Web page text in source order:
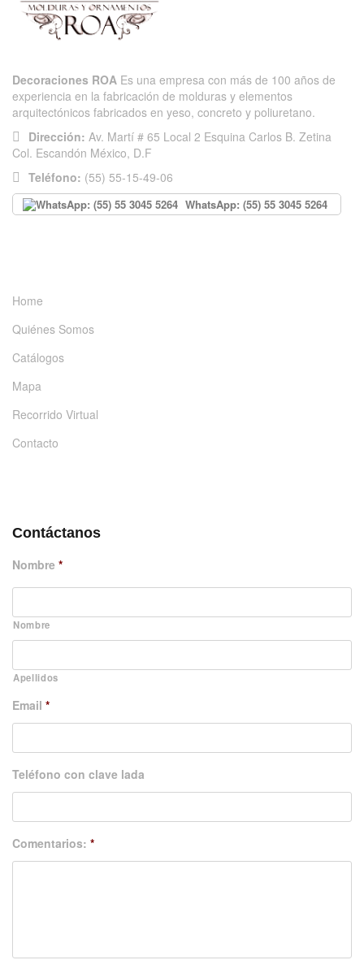
Decoraciones ROA Es una empresa con más de 100 años de
experiencia en la fabricación de molduras y elementos
arquitectónicos fabricados en yeso, concreto y poliuretano.
Dirección: Av. Martí # 65 Local 2 Esquina Carlos B. Zetina
Col. Escandón México, D.F
Teléfono: (55) 55-15-49-06
WhatsApp: (55) 55 3045 5264
Home
Quiénes Somos
Catálogos
Mapa
Recorrido Virtual
Contacto
Contáctanos
Nombre *
Nombre
Apellidos
Email *
Teléfono con clave lada
Comentarios: *